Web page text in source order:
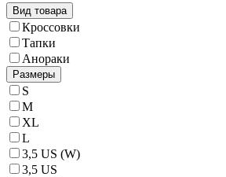
Вид товара
Кроссовки
Тапки
Анораки
Размеры
S
M
XL
L
3,5 US (W)
3,5 US